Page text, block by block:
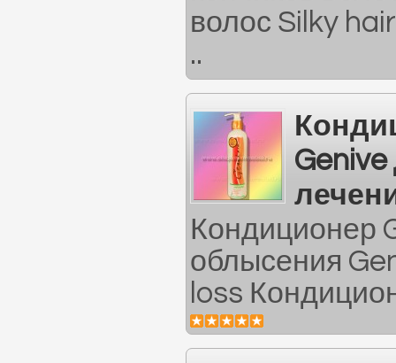
волос Silky
..
Кондиционер
облысения
loss